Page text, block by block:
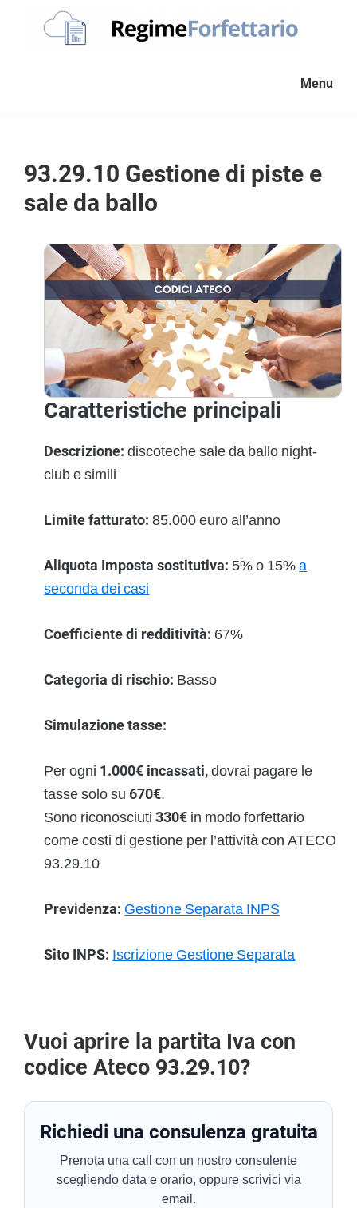
partita
Iva
Menu
93.29.10 Gestione di piste e
sale da ballo
Caratteristiche principali
Descrizione: discoteche sale da ballo night-
club e simili
Limite fatturato: 85.000 euro all’anno
Aliquota Imposta sostitutiva: 5% o 15%a
seconda dei casi
Coefficiente di redditività: 67%
Categoria di rischio: Basso
Simulazione tasse:
Per ogni 1.000€ incassati,dovrai pagare le
tasse solo su670€.
Sono riconosciuti330€ in modo forfettario
come costi di gestione per l’attività con ATECO
93.29.10
Previdenza: Gestione Separata INPS
Sito INPS: Iscrizione Gestione Separata
Vuoi aprire la partita Iva con
codice Ateco 93.29.10?
Richiedi una consulenza gratuita
Prenota una call con un nostro consulente
scegliendo data e orario, oppure scrivici via
email.